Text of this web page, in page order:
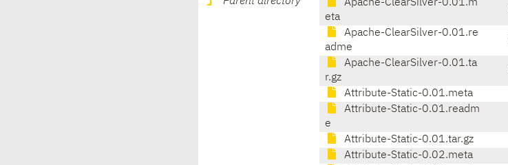
Apache-ClearSilver-0.01.m
eta
Apache-ClearSilver-0.01.re
adme
Apache-ClearSilver-0.01.ta
r.gz
Attribute-Static-0.01.meta
Attribute-Static-0.01.readm
e
Attribute-Static-0.01.tar.gz
Attribute-Static-0.02.meta